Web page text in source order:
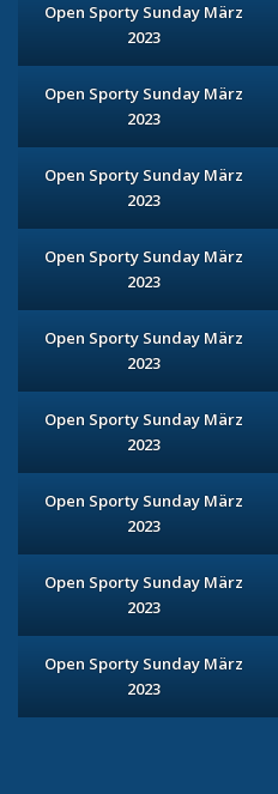
Open Sporty Sunday März
2023
Open Sporty Sunday März
2023
Open Sporty Sunday März
2023
Open Sporty Sunday März
2023
Open Sporty Sunday März
2023
Open Sporty Sunday März
2023
Open Sporty Sunday März
2023
Open Sporty Sunday März
2023
Open Sporty Sunday März
2023